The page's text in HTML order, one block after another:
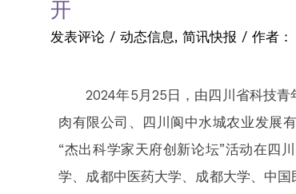
开
发表评论 /动态信息,简讯快报 / 作者：
2024年5月25日，由四川省科技青
肉有限公司、四川阆中水城农业发展
“杰出科学家天府创新论坛”活动在四
学、成都中医药大学、成都大学、中